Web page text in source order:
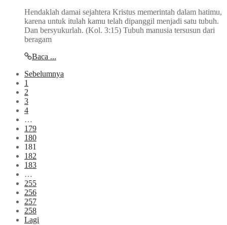
Hendaklah damai sejahtera Kristus memerintah dalam hatimu,
karena untuk itulah kamu telah dipanggil menjadi satu tubuh.
Dan bersyukurlah. (Kol. 3:15) Tubuh manusia tersusun dari
beragam
Baca ...
Sebelumnya
1
2
3
4
…
179
180
181
182
183
…
255
256
257
258
Lagi